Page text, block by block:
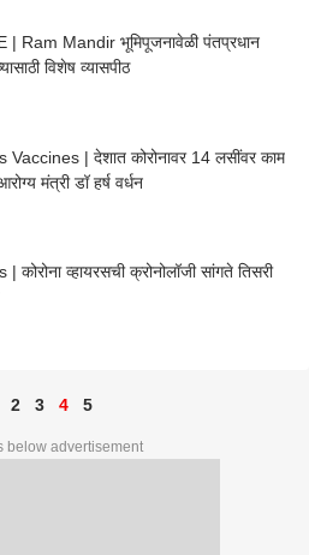
| Ram Mandir भूमिपूजनावेळी पंतप्रधान
विशेष व्यासपीठ
| देशात कोरोनावर 14 लसींवर काम
मंत्री डॉ हर्ष वर्धन
व्हायरसची क्रोनोलॉजी सांगते तिसरी
2 3 4 5
below advertisement